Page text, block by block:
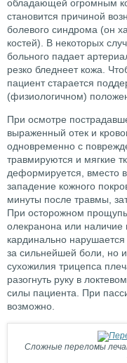
обладающей огромным
становится причиной
болевого синдрома (он
костей). В некоторых
больного падает
резко бледнеет кожа.
пациент старается
(физиологичном)
При осмотре
выраженный отек и
одновременно с
травмируются и мягкие
деформируется, вместо
западение кожного
минуты после травмы,
При осторожном
олекранона или наличие
кардинально нарушается
за сильнейшей боли, но
сухожилия трицепса
разогнуть руку в
силы пациента. При
возможно.
Сложные переломы